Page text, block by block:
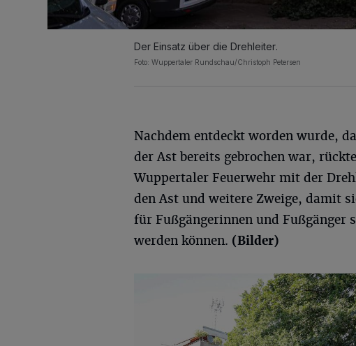
Der Einsatz über die Drehleiter.
Foto: Wuppertaler Rundschau/Christoph Petersen
Nachdem entdeckt worden wurde,
der Ast bereits gebrochen war,
Wuppertaler Feuerwehr mit der
den Ast und weitere Zweige, damit
für Fußgängerinnen und
werden können. (Bilder)